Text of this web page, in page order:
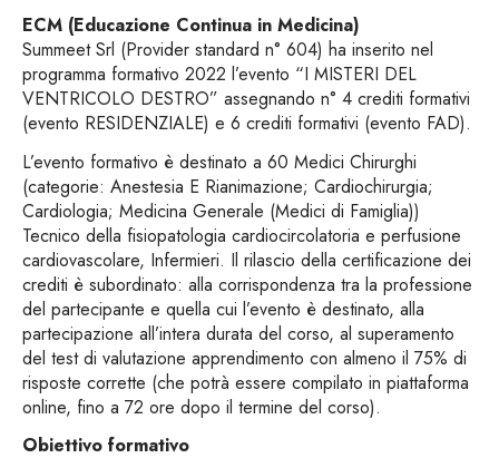
ECM (Educazione Continua in Medicina)
Summeet Srl (Provider standard n° 604) ha inserito nel
programma formativo 2022 l’evento “I MISTERI DEL
VENTRICOLO DESTRO” assegnando n° 4 crediti formativi
(evento RESIDENZIALE) e 6 crediti formativi (evento FAD).
L’evento formativo è destinato a 60 Medici Chirurghi
(categorie: Anestesia E Rianimazione; Cardiochirurgia;
Cardiologia; Medicina Generale (Medici di Famiglia))
Tecnico della fisiopatologia cardiocircolatoria e perfusione
cardiovascolare, Infermieri. Il rilascio della certificazione dei
crediti è subordinato: alla corrispondenza tra la professione
del partecipante e quella cui l’evento è destinato, alla
partecipazione all’intera durata del corso, al superamento
del test di valutazione apprendimento con almeno il 75% di
risposte corrette (che potrà essere compilato in piattaforma
online, fino a 72 ore dopo il termine del corso).
Obiettivo formativo